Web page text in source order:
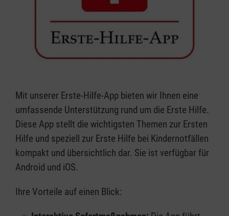
Mit unserer Erste-Hilfe-App bieten wir Ihnen eine
umfassende Unterstützung rund um die Erste Hilfe.
Diese App stellt die wichtigsten Themen zur Ersten
Hilfe und speziell zur Erste Hilfe bei Kindernotfällen
kompakt und übersichtlich dar. Sie ist verfügbar für
Android und iOS.
Ihre Vorteile auf einen Blick: